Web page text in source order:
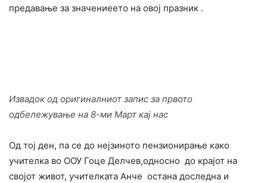
предавање за значениеето на овој празник .
Извадок од оригиналниот запис за првото
одбележување на 8-ми Март кај нас
Од тој ден, па се до нејзиното пензионирање како
учителка во ООУ Гоце Делчев,односно до крајот на
својот живот, учителката Анче остана доследна и